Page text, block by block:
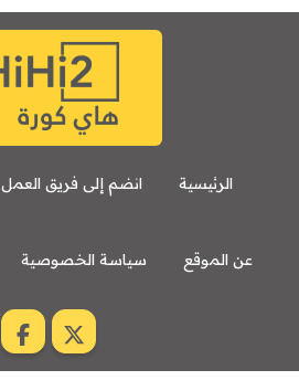
الرئيسية انضم إلى فريق العمل
عن الموقع سياسة الخصوصية